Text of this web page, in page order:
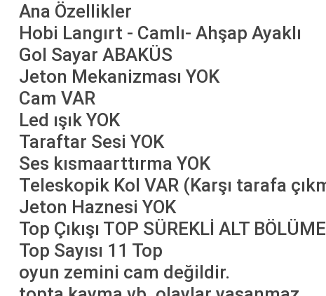
Ana Özellikler
Hobi Langırt - Camlı- Ahşap Ayaklı
Gol Sayar ABAKÜS
Jeton Mekanizması YOK
Cam VAR
Led ışık YOK
Taraftar Sesi YOK
Ses kısmaarttırma YOK
Teleskopik Kol VAR (Karşı tarafa
Jeton Haznesi YOK
Top Çıkışı TOP SÜREKLİ ALT
Top Sayısı 11 Top
oyun zemini cam değildir.